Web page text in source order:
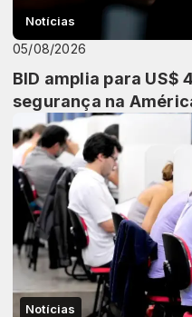
Notícias
05/08/2026
BID amplia para US$
segurança na
Notícias